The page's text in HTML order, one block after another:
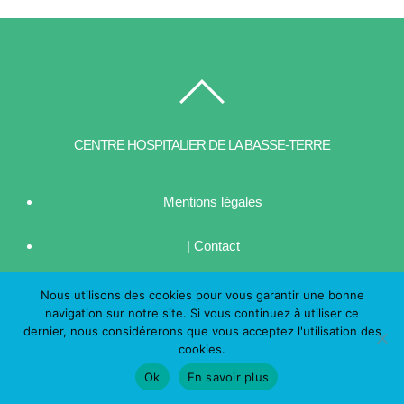
CENTRE HOSPITALIER DE LA BASSE-TERRE
Mentions légales
| Contact
© CHBT 2016
Nous utilisons des cookies pour vous garantir une bonne
navigation sur notre site. Si vous continuez à utiliser ce
dernier, nous considérerons que vous acceptez l'utilisation des
cookies.
Ok
En savoir plus